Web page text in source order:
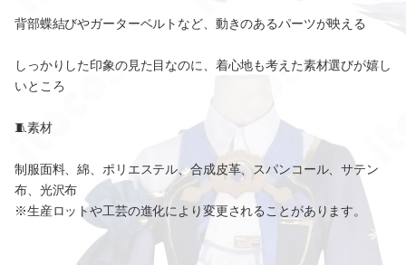
背部蝶結びやガーターベルトなど、動きのあるパーツが映える
しっかりした印象の見た目なのに、着心地も考えた素材選びが嬉し
いところ
🧵素材
制服面料、綿、ポリエステル、合成皮革、スパンコール、サテン
布、光沢布
※生産ロットや工芸の進化により変更されることがあります。